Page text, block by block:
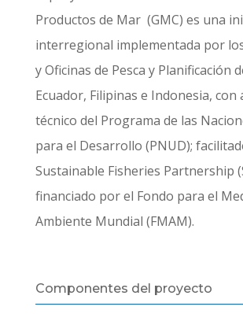
Productos de Mar (GMC) es una
interregional implementada por
y Oficinas de Pesca y Planificación
Ecuador, Filipinas e Indonesia, con
técnico del Programa de las
para el Desarrollo (PNUD);
Sustainable Fisheries Partnership
financiado por el Fondo para el
Ambiente Mundial (FMAM).
Componentes del proyecto